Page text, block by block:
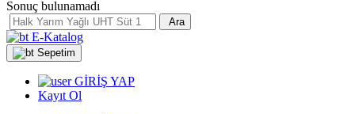
Sonuç bulunamadı
Ara
E-Katalog
Sepetim
GİRİŞ YAP
Kayıt Ol